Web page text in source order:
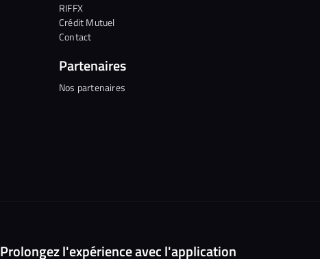
RIFFX
Crédit Mutuel
Contact
Partenaires
Nos partenaires
Prolongez l'expérience avec l'application